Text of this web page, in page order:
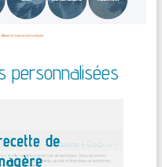
personnalisées